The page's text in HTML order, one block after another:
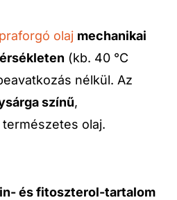
olaj mechanikai
(kb. 40 °C
nélkül. Az
színű,
olaj.
és fitoszterol-tartalom